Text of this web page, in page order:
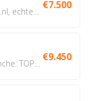
€7.500
€9.450